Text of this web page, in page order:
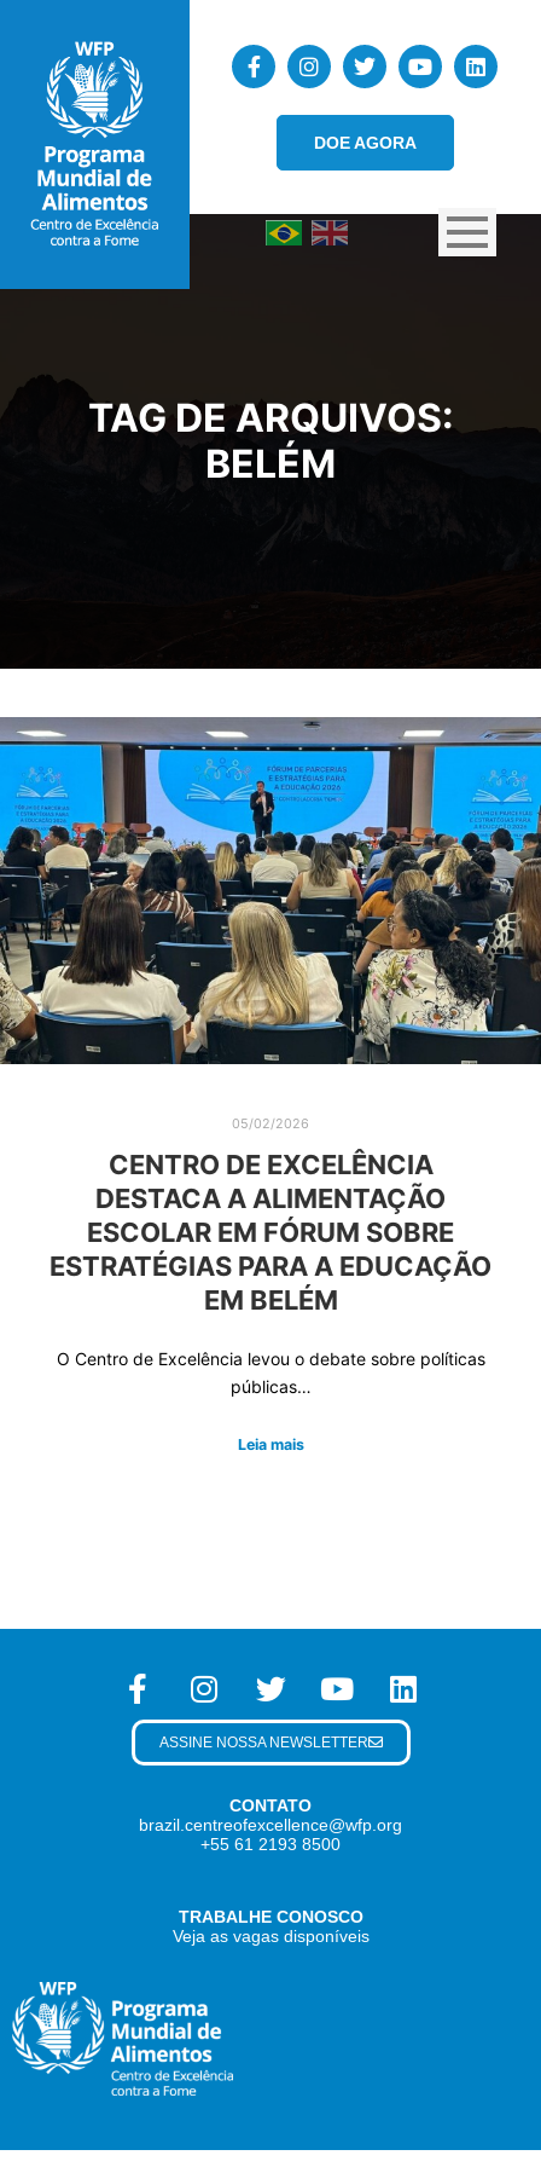
DOE AGORA
TAG DE ARQUIVOS:
BELÉM
05/02/2026
CENTRO DE EXCELÊNCIA
DESTACA A ALIMENTAÇÃO
ESCOLAR EM FÓRUM SOBRE
ESTRATÉGIAS PARA A EDUCAÇÃO
EM BELÉM
O Centro de Excelência levou o debate sobre políticas
públicas…
Leia mais
CONTATO
brazil.centreofexcellence@wfp.org
+55 61 2193 8500
TRABALHE CONOSCO
Veja as vagas disponíveis
ASSINE NOSSA NEWSLETTER